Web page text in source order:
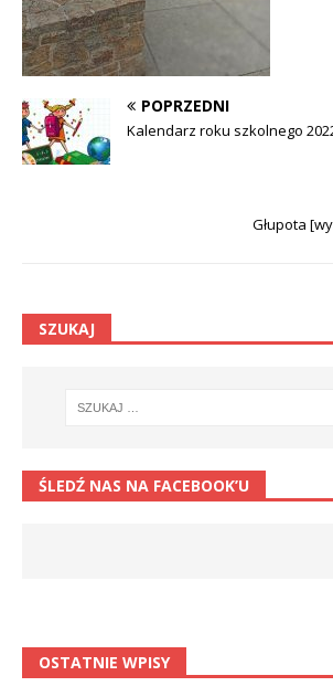
POPRZEDNI
Kalendarz roku szkolnego
Głupota
SZUKAJ
ŚLEDŹ NAS NA FACEBOOK’U
OSTATNIE WPISY